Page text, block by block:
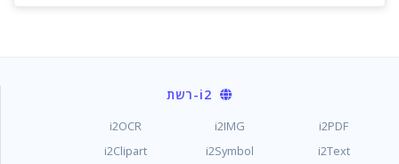
i2-רשת
i2PDF
i2IMG
i2OCR
i2Text
i2Symbol
i2Clipart